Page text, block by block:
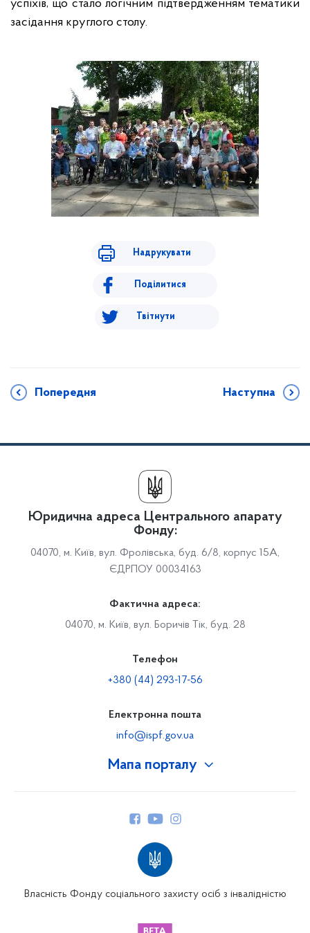
успіхів, що стало логічним підтвердженням тематики
засідання круглого столу.
Надрукувати
Поділитися
Твітнути
Попередня Наступна
Мапа порталу
Юридична адреса Центрального апарату
Фонду:
04070, м. Київ, вул. Фролівська, буд. 6/8, корпус 15А,
ЄДРПОУ 00034163
Фактична адреса:
04070, м. Київ, вул. Боричів Тік, буд. 28
Телефон
+380 (44) 293-17-56
Електронна пошта
info@ispf.gov.ua
Власність Фонду соціального захисту осіб з інвалідністю